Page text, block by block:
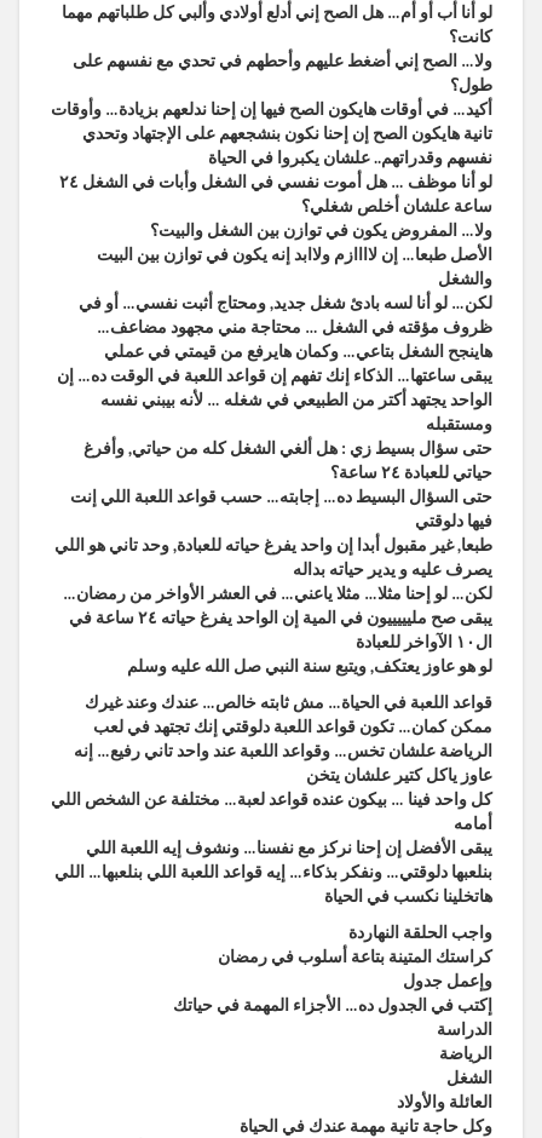
لو أنا أب أو أم… هل الصح إني أدلع أولادي وألبي كل طلباتهم مهما
كانت؟
ولا… الصح إني أضغط عليهم وأحطهم في تحدي مع نفسهم على
طول؟
أكيد… في أوقات هايكون الصح فيها إن إحنا ندلعهم بزيادة… وأوقات
تانية هايكون الصح إن إحنا نكون بنشجعهم على الإجتهاد وتحدي
نفسهم وقدراتهم.. علشان يكبروا في الحياة
لو أنا موظف … هل أموت نفسي في الشغل وأبات في الشغل ٢٤
ساعة علشان أخلص شغلي؟
ولا… المفروض يكون في توازن بين الشغل والبيت؟
الأصل طبعا… إن لاااازم ولاابد إنه يكون في توازن بين البيت
والشغل
لكن… لو أنا لسه بادئ شغل جديد, ومحتاج أثبت نفسي… أو في
ظروف مؤقته في الشغل … محتاجة مني مجهود مضاعف…
هاينجح الشغل بتاعي… وكمان هايرفع من قيمتي في عملي
يبقى ساعتها… الذكاء إنك تفهم إن قواعد اللعبة في الوقت ده… إن
الواحد يجتهد أكتر من الطبيعي في شغله … لأنه بيبني نفسه
ومستقبله
حتى سؤال بسيط زي : هل ألغي الشغل كله من حياتي, وأفرغ
حياتي للعبادة ٢٤ ساعة؟
حتى السؤال البسيط ده… إجابته… حسب قواعد اللعبة اللي إنت
فيها دلوقتي
طبعا, غير مقبول أبدا إن واحد يفرغ حياته للعبادة, وحد تاني هو اللي
يصرف عليه و يدير حياته بداله
لكن… لو إحنا مثلا… مثلا ياعني… في العشر الأواخر من رمضان…
يبقى صح مليييييون في المية إن الواحد يفرغ حياته ٢٤ ساعة في
ال١٠ الآواخر للعبادة
لو هو عاوز يعتكف, ويتبع سنة النبي صل الله عليه وسلم
قواعد اللعبة في الحياة… مش ثابته خالص… عندك وعند غيرك
ممكن كمان… تكون قواعد اللعبة دلوقتي إنك تجتهد في لعب
الرياضة علشان تخس… وقواعد اللعبة عند واحد تاني رفيع… إنه
عاوز ياكل كتير علشان يتخن
كل واحد فينا … بيكون عنده قواعد لعبة… مختلفة عن الشخص اللي
أمامه
يبقى الأفضل إن إحنا نركز مع نفسنا… ونشوف إيه اللعبة اللي
بنلعبها دلوقتي… ونفكر بذكاء… إيه قواعد اللعبة اللي بنلعبها… اللي
هاتخلينا نكسب في الحياة
واجب الحلقة النهاردة
كراستك المتينة بتاعة أسلوب في رمضان
وإعمل جدول
إكتب في الجدول ده… الأجزاء المهمة في حياتك
الدراسة
الرياضة
الشغل
العائلة والأولاد
وكل حاجة تانية مهمة عندك في الحياة